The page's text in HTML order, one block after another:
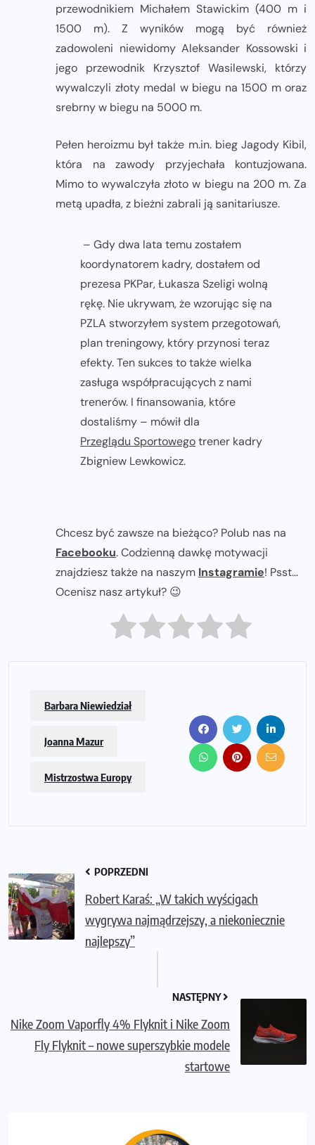
przewodnikiem Michałem Stawickim (400 m i
1500 m). Z wyników mogą być również
zadowoleni niewidomy Aleksander Kossowski i
jego przewodnik Krzysztof Wasilewski, którzy
wywalczyli złoty medal w biegu na 1500 m oraz
srebrny w biegu na 5000 m.
Pełen heroizmu był także m.in. bieg Jagody Kibil,
która na zawody przyjechała kontuzjowana.
Mimo to wywalczyła złoto w biegu na 200 m. Za
metą upadła, z bieżni zabrali ją sanitariusze.
– Gdy dwa lata temu zostałem
koordynatorem kadry, dostałem od
prezesa PKPar, Łukasza Szeligi wolną
rękę. Nie ukrywam, że wzorując się na
PZLA stworzyłem system przegotowań,
plan treningowy, który przynosi teraz
efekty. Ten sukces to także wielka
zasługa współpracujących z nami
trenerów. I finansowania, które
dostaliśmy – mówił dla
Przeglądu Sportowegotrener kadry
Zbigniew Lewkowicz.
Chcesz być zawsze na bieżąco? Polub nas na
Facebooku. Codzienną dawkę motywacji
znajdziesz także na naszym Instagramie! Psst...
Ocenisz nasz artykuł? 😉
Barbara Niewiedział
Joanna Mazur
Mistrzostwa Europy
POPRZEDNI
Robert Karaś: „W takich wyścigach
wygrywa najmądrzejszy, a niekoniecznie
najlepszy”
NASTĘPNY
Nike Zoom Vaporfly 4% Flyknit i Nike Zoom
Fly Flyknit – nowe superszybkie modele
startowe